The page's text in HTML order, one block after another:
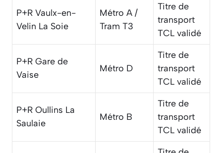
P+R Vaulx-en-
Velin La Soie
Métro A /
Tram T3
Titre de
transport
TCL validé
P+R Gare de
Vaise
Métro D
Titre de
transport
TCL validé
P+R Oullins La
Saulaie
Métro B
Titre de
transport
TCL validé